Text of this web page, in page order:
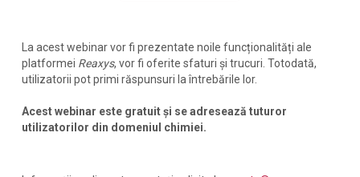
La acest webinar vor fi prezentate noile funcționalități ale
platformei Reaxys, vor fi oferite sfaturi și trucuri. Totodată,
utilizatorii pot primi răspunsuri la întrebările lor.
Acest webinar este gratuit și se adresează tuturor
utilizatorilor din domeniul chimiei.